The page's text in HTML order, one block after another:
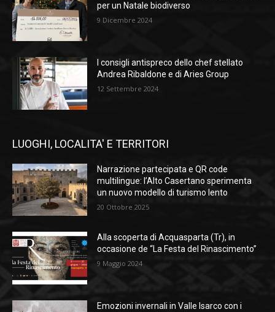
per un Natale biodiverso
9 Dicembre 2024
I consigli antispreco dello chef stellato
Andrea Ribaldone e di Aries Group
12 Settembre 2024
LUOGHI, LOCALITA' E TERRITORI
Narrazione partecipata e QR code
multilingue: l’Alto Casertano sperimenta
un nuovo modello di turismo lento
20 Ottobre 2025
Alla scoperta di Acquasparta (Tr), in
occasione de “La Festa del Rinascimento”
9 Maggio 2024
Emozioni invernali in Valle Isarco con i